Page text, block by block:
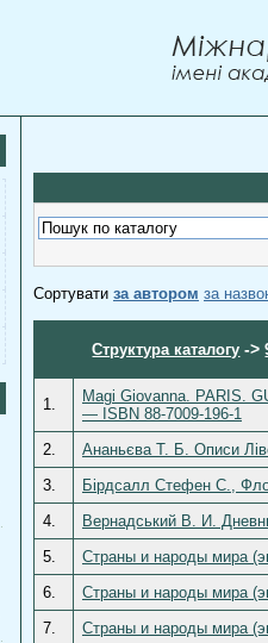
Сортувати за автором за
Структура каталогу ->
1.
Magi Giovanna. PARIS.
— ISBN 88-7009-196-1
2.
Ананьєва Т. Б. Описи
3.
Бірдсалл Стефен С.,
4.
Вернадський В. И.
5.
Страны и народы мира
6.
Страны и народы мира
7.
Страны и народы мира